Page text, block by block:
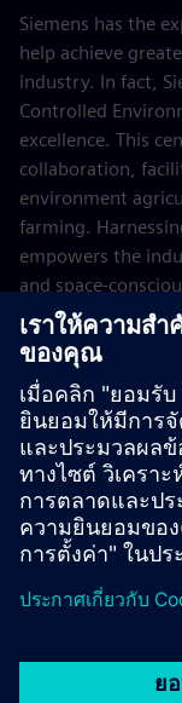
Siemens has the
help achieve
industry. In fact,
Controlled
excellence. This
collaboration,
environment
farming.
empowers the
and space-
innovative
financing, and
technology, SFS
more sustainable
come.